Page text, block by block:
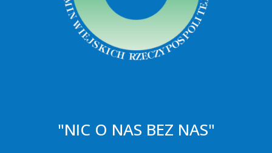
"NIC O NAS BEZ NAS"